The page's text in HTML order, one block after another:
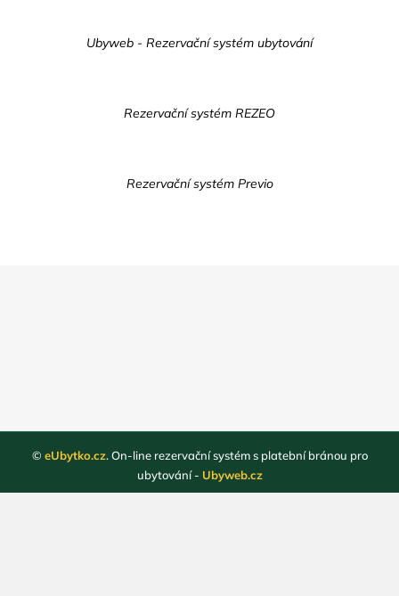
Ubyweb - Rezervační systém ubytování
Rezervační systém REZEO
Rezervační systém Previo
© eUbytko.cz. On-line rezervační systém s platební bránou pro
ubytování - Ubyweb.cz